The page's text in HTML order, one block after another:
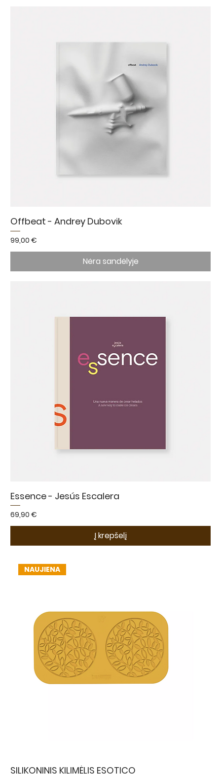
Offbeat - Andrey Dubovik
Kaina
99,00 €
Nėra sandėlyje
Essence - Jesús Escalera
Kaina
69,90 €
Į krepšelį
NAUJIENA
SILIKONINIS KILIMĖLIS ESOTICO